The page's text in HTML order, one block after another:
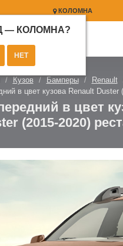
КОЛОМНА
— КОЛОМНА?
Кузов Бамперы Renault
в цвет кузова Renault Duster
в цвет
(2015-2020)